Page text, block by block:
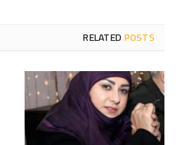
RELATEDPOSTS